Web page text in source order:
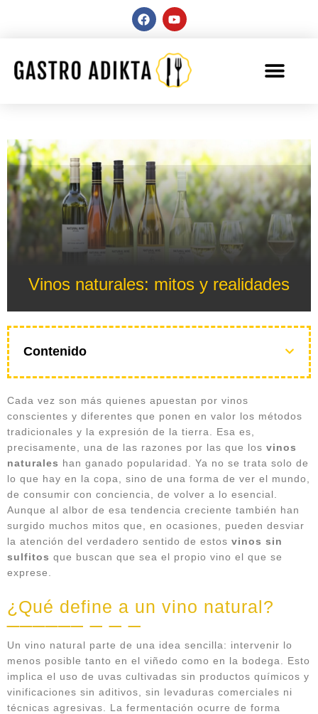
Vinos naturales: mitos y realidades
Contenido
Cada vez son más quienes apuestan por vinos
conscientes y diferentes que ponen en valor los métodos
tradicionales y la expresión de la tierra. Esa es,
precisamente, una de las razones por las que los vinos
naturales han ganado popularidad. Ya no se trata solo de
lo que hay en la copa, sino de una forma de ver el mundo,
de consumir con conciencia, de volver a lo esencial.
Aunque al albor de esa tendencia creciente también han
surgido muchos mitos que, en ocasiones, pueden desviar
la atención del verdadero sentido de estos vinos sin
sulfitos que buscan que sea el propio vino el que se
exprese.
¿Qué define a un vino natural?
Un vino natural parte de una idea sencilla: intervenir lo
menos posible tanto en el viñedo como en la bodega. Esto
implica el uso de uvas cultivadas sin productos químicos y
vinificaciones sin aditivos, sin levaduras comerciales ni
técnicas agresivas. La fermentación ocurre de forma